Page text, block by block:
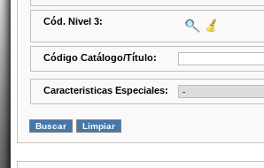
Cód. Nivel 3:
Código Catálogo/Título:
Caracteristicas Especiales: